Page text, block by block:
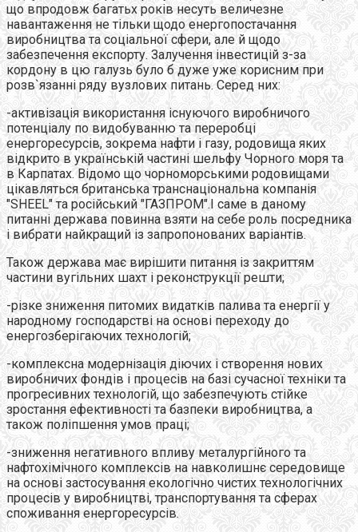
що впродовж багатьх років несуть величезне
навантаження не тільки щодо енергопостачання
виробництва та соціальної сфери, але й щодо
забезпечення експорту. Залучення інвестицій з-за
кордону в цю галузь було б дуже уже корисним при
розв`язанні ряду вузлових питань. Серед них:
-активізація використання існуючого виробничого
потенціалу по видобуванню та переробці
енергоресурсів, зокрема нафти і газу, родовища яких
відкрито в українській частині шельфу Чорного моря та
в Карпатах. Відомо що чорноморськими родовищами
цікавляться британська транснаціональна компанія
"SHEEL" та російський "ГАЗПРОМ".І саме в даному
питанні держава повинна взяти на себе роль посредника
і вибрати найкращий із запропонованих варіантів.
Також держава має вирішити питання із закриттям
частини вугільних шахт і реконструкції решти;
-різке зниження питомих видатків палива та енергії у
народному господарстві на основі переходу до
енергозберігаючих технологій;
-комплексна модернізація діючих і створення нових
виробничих фондів і процесів на базі сучасної техніки та
прогресивних технологій, що забезпечують стійке
зростання ефективності та базпеки виробництва, а
також поліпшення умов праці;
-зниження негативного впливу металургійного та
нафтохімічного комплексів на навколишнє середовище
на основі застосування екологічно чистих технологічних
процесів у виробництві, транспортування та сферах
споживання енергоресурсів.